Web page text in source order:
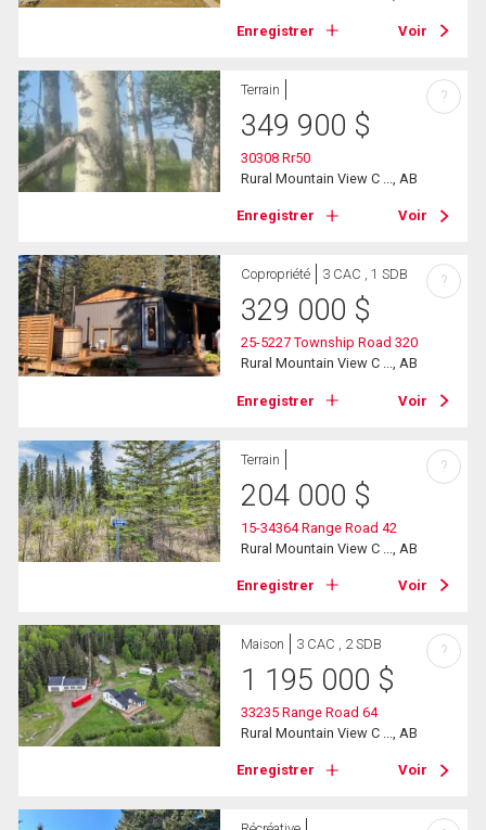
Enregistrer Voir
Terrain
349 900 $
30308 Rr50
Rural Mountain View C ..., AB
Enregistrer Voir
?
Copropriété 3 CAC , 1 SDB
329 000 $
25-5227 Township Road 320
Rural Mountain View C ..., AB
Enregistrer Voir
?
Terrain
204 000 $
15-34364 Range Road 42
Rural Mountain View C ..., AB
Enregistrer Voir
?
Maison 3 CAC , 2 SDB
1 195 000 $
33235 Range Road 64
Rural Mountain View C ..., AB
Enregistrer Voir
?